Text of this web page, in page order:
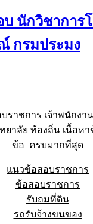
นักวิชาการ
กรมประมง
ราชการ เจ้าพนักงา
ยาลัย ท้องถิ่น เนื้อหา
ข้อ ครบมากที่สุด
แนวข้อสอบราชการ
ข้อสอบราชการ
รับถมที่ดิน
รถรับจ้างขนของ